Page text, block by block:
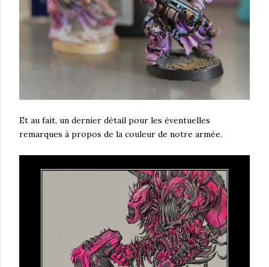
Et au fait, un dernier détail pour les éventuelles
remarques à propos de la couleur de notre armée.